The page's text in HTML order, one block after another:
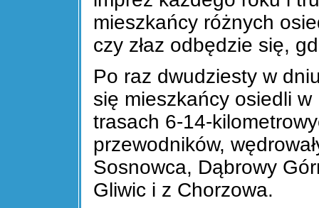
mieszkańcy różnych
czy złaz odbędzie się,
Po raz dwudziesty w
się mieszkańcy osiedli
trasach 6-14-
przewodników,
Sosnowca, Dąbrowy
Gliwic i z Chorzowa.